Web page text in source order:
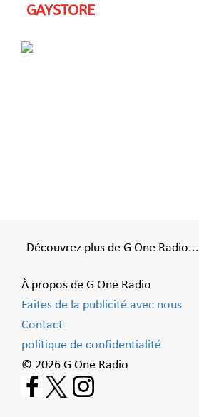
GAYSTORE
Découvrez plus de G One Radio...
À propos de G One Radio
Faites de la publicité avec nous
Contact
politique de confidentialité
© 2026 G One Radio